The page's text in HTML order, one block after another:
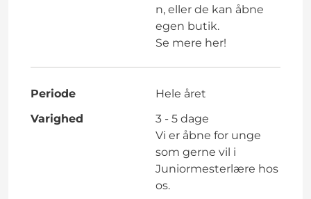
n, eller de kan åbne
egen butik.
Se mere her!
Periode
Hele året
Varighed
3 - 5 dage
Vi er åbne for unge
som gerne vil i
Juniormesterlære hos
os.